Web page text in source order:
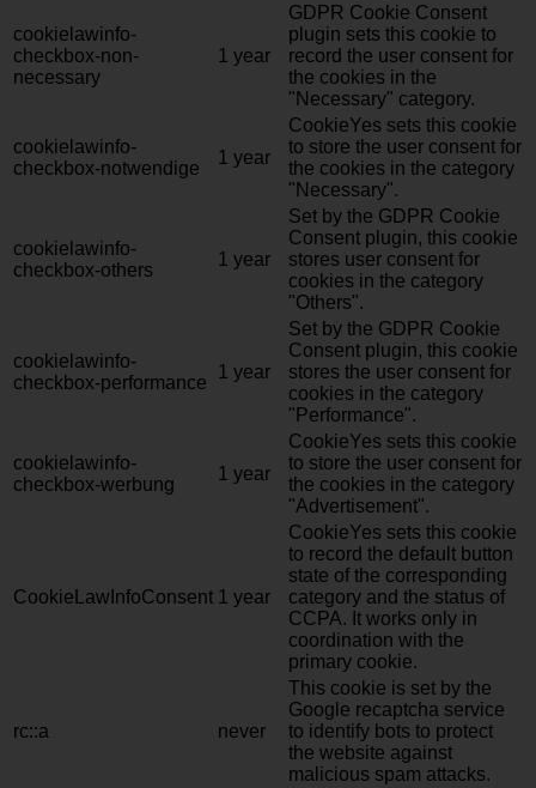
cookielawinfo-
checkbox-non-
necessary
1 year
GDPR Cookie Consent
plugin sets this cookie to
record the user consent for
the cookies in the
"Necessary" category.
cookielawinfo-
checkbox-notwendige
1 year
CookieYes sets this cookie
to store the user consent for
the cookies in the category
"Necessary".
cookielawinfo-
checkbox-others
1 year
Set by the GDPR Cookie
Consent plugin, this cookie
stores user consent for
cookies in the category
"Others".
cookielawinfo-
checkbox-performance
1 year
Set by the GDPR Cookie
Consent plugin, this cookie
stores the user consent for
cookies in the category
"Performance".
cookielawinfo-
checkbox-werbung
1 year
CookieYes sets this cookie
to store the user consent for
the cookies in the category
"Advertisement".
CookieLawInfoConsent 1 year
CookieYes sets this cookie
to record the default button
state of the corresponding
category and the status of
CCPA. It works only in
coordination with the
primary cookie.
rc::a never
This cookie is set by the
Google recaptcha service
to identify bots to protect
the website against
malicious spam attacks.